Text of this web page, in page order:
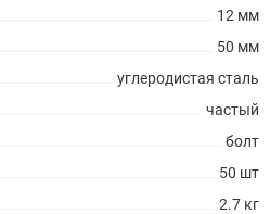
12 мм
50 мм
углеродистая сталь
частый
болт
50 шт
2.7 кг